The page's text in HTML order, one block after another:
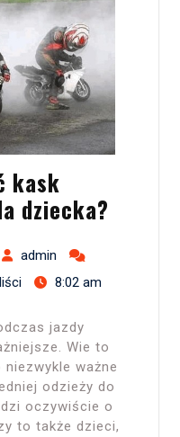
kask
dziecka?
admin
8:02 am
jazdy
Wie to
ważne
odzieży do
oczywiście o
to także dzieci,